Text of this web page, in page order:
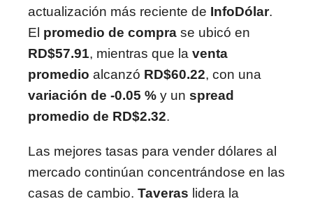
actualización más reciente de InfoDólar.
El promedio de compra se ubicó en
RD$57.91, mientras que la venta
promedio alcanzó RD$60.22, con una
variación de -0.05 % y un spread
promedio de RD$2.32.
Las mejores tasas para vender dólares al
mercado continúan concentrándose en las
casas de cambio. Taveras lidera la